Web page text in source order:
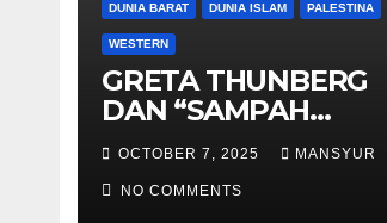
DUNIA BARAT DUNIA ISLAM PALESTINA
WESTERN
GRETA THUNBERG
DAN “SAMPAH
BERSORBAN”
OCTOBER 7, 2025 MANSYUR
NO COMMENTS